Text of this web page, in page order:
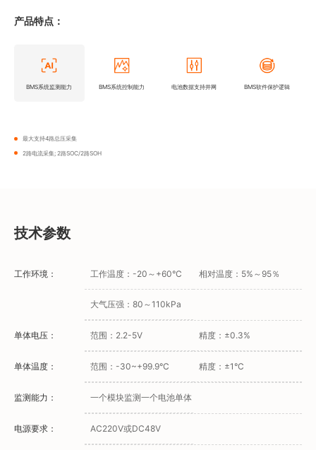
产品特点：
BMS系统监测能力 BMS系统控制能力 电池数据支持井网 BMS软件保护逻辑
最大支持4路总压采集
2路电流采集; 2路SOC/2路SOH
技术参数
工作环境： 工作温度：-20～+60°C 相对温度：5%～95％
大气压强：80～110kPa
单体电压： 范围：2.2-5V 精度：±0.3%
单体温度： 范围：-30~+99.9°C 精度：±1°C
监测能力： 一个模块监测一个电池单体
电源要求： AC220V或DC48V